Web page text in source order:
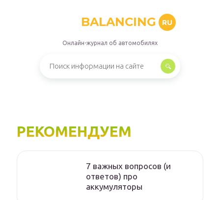
BALANCING RU
Онлайн-журнал об автомобилях
РЕКОМЕНДУЕМ
7 важных вопросов (и
ответов) про
аккумуляторы